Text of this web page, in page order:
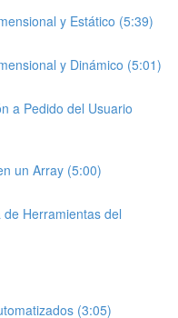
y Estático (5:39)
y Dinámico (5:01)
a Pedido del Usuario
un Array (5:00)
Herramientas del
(3:05)